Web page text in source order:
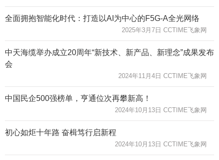
全面拥抱智能化时代：打造以AI为中心的F5G-A全光网络
2025年3月7日 CCTIME飞象网
中天海缆举办成立20周年“新技术、新产品、新理念”成果发布
会
2024年11月4日 CCTIME飞象网
中国民企500强榜单，亨通位次再攀新高！
2024年10月13日 CCTIME飞象网
初心如炬十年路 奋楫笃行启新程
2024年10月13日 CCTIME飞象网